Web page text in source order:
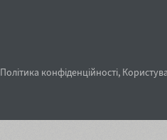
Політика конфіденційності,